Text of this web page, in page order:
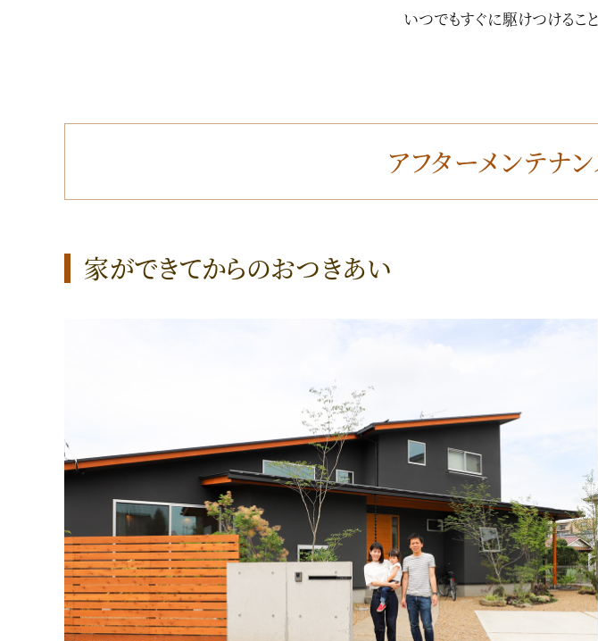
いつでもすぐに駆けつけるこ
アフターメンテナ
家ができてからのおつきあい